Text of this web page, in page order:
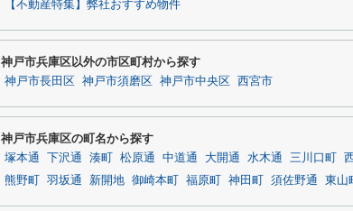
【不動産特集】弊社おすすめ物件
神戸市兵庫区以外の市区町村から探す
神戸市長田区 神戸市須磨区 神戸市中央区 西宮市
神戸市兵庫区の町名から探す
塚本通 下沢通 湊町 松原通 中道通 大開通 水木通 三川口町
熊野町
羽坂通 新開地 御崎本町 福原町 神田町 須佐野通 東山町